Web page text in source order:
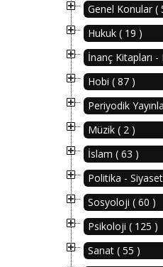
Genel Konular (
Hukuk ( 19 )
İnanç Kitapları
Hobi ( 87 )
Periyodik
Müzik ( 2 )
İslam ( 63 )
Politika -
Sosyoloji ( 60 )
Psikoloji ( 125 )
Sanat ( 55 )